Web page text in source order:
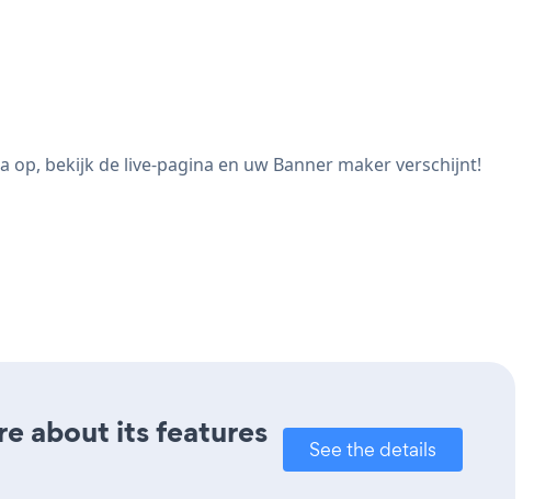
bekijk de live-pagina en uw Banner maker verschijnt!
about its features
See the details